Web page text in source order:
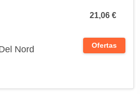
Nord
21,06 €
Ofertas